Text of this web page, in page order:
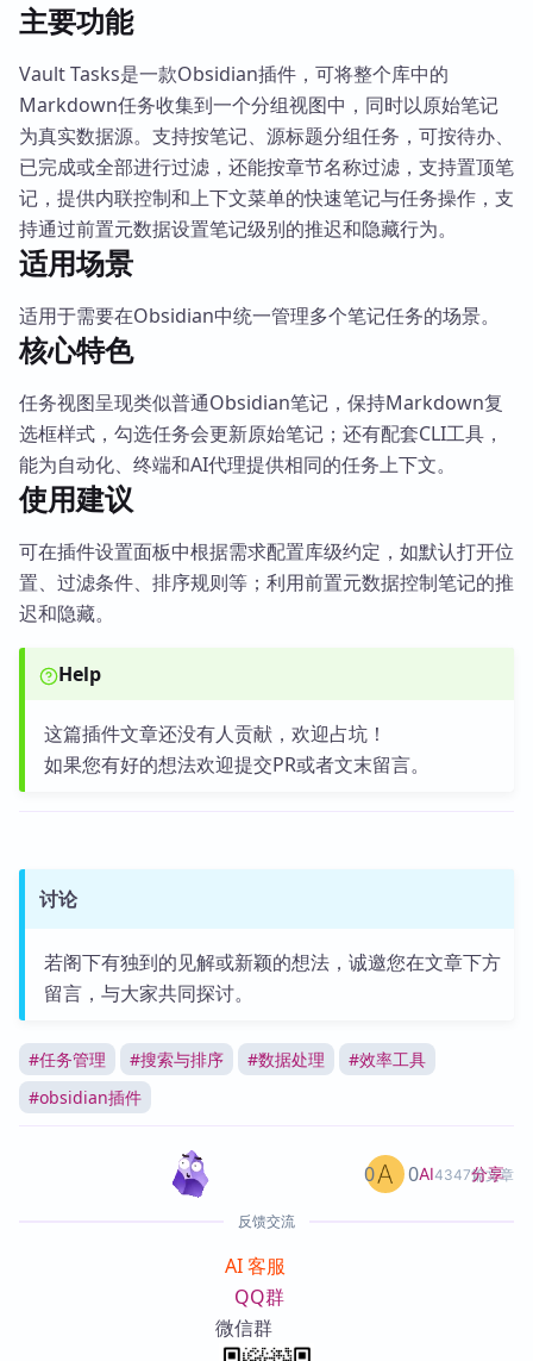
主要功能
Vault Tasks是一款Obsidian插件，可将整个库中的
Markdown任务收集到一个分组视图中，同时以原始笔记
为真实数据源。支持按笔记、源标题分组任务，可按待办、
已完成或全部进行过滤，还能按章节名称过滤，支持置顶笔
记，提供内联控制和上下文菜单的快速笔记与任务操作，支
持通过前置元数据设置笔记级别的推迟和隐藏行为。
适用场景
适用于需要在Obsidian中统一管理多个笔记任务的场景。
核心特色
任务视图呈现类似普通Obsidian笔记，保持Markdown复
选框样式，勾选任务会更新原始笔记；还有配套CLI工具，
能为自动化、终端和AI代理提供相同的任务上下文。
使用建议
可在插件设置面板中根据需求配置库级约定，如默认打开位
置、过滤条件、排序规则等；利用前置元数据控制笔记的推
迟和隐藏。
Help
这篇插件文章还没有人贡献，欢迎占坑！
如果您有好的想法欢迎提交PR或者文末留言。
讨论
若阁下有独到的见解或新颖的想法，诚邀您在文章下方
留言，与大家共同探讨。
#任务管理 #搜索与排序 #数据处理 #效率工具
#obsidian插件
AI4347篇文章
0 0 分享
反馈交流
AI 客服
QQ群
微信群